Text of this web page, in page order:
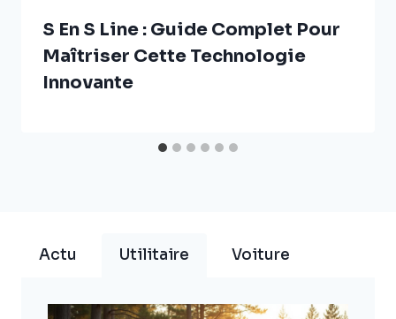
S En S Line : Guide Complet Pour
Maîtriser Cette Technologie
Innovante
Actu Utilitaire Voiture